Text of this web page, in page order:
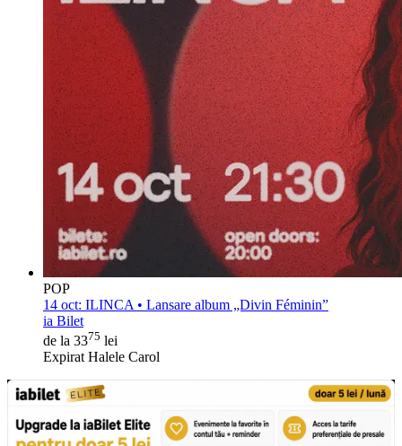
POP
14 oct: ILINCA • Lansare album „Divin Féminin”
ia Bilet
de la 3375 lei
Expirat Halele Carol